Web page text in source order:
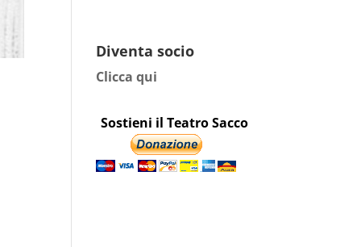
Diventa socio
Clicca qui
Sostieni il Teatro Sacco